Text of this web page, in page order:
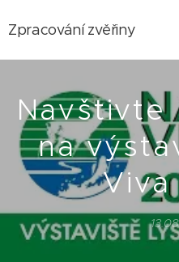
Zpracování zvěřiny
Navštivte
na